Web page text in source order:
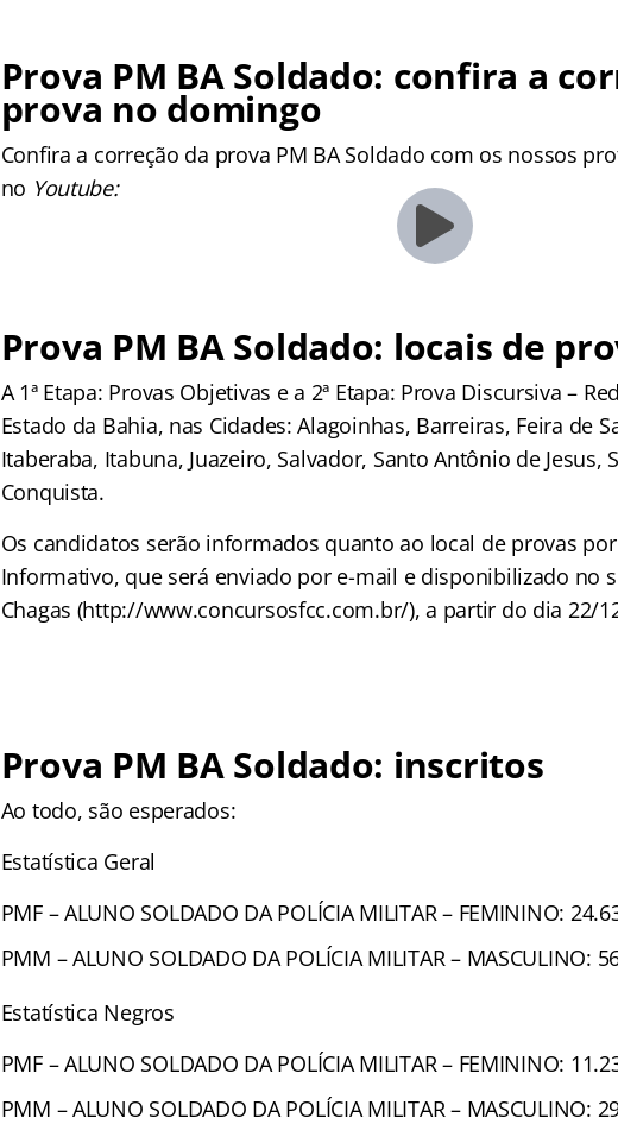
Prova PM BA Soldado: confira a
prova no domingo
Confira a correção da prova PM BA Soldado com os nossos
no Youtube:
Prova PM BA Soldado: locais de
A 1ª Etapa: Provas Objetivas e a 2ª Etapa: Prova Discursiva –
Estado da Bahia, nas Cidades: Alagoinhas, Barreiras, Feira de
Itaberaba, Itabuna, Juazeiro, Salvador, Santo Antônio de Jesus,
Conquista.
Os candidatos serão informados quanto ao local de provas
Informativo, que será enviado por e-mail e disponibilizado no
Chagas (http://www.concursosfcc.com.br/), a partir do dia 22/
Prova PM BA Soldado: inscritos
Ao todo, são esperados:
Estatística Geral
PMF – ALUNO SOLDADO DA POLÍCIA MILITAR – FEMININO:
PMM – ALUNO SOLDADO DA POLÍCIA MILITAR – MASCULINO:
Estatística Negros
PMF – ALUNO SOLDADO DA POLÍCIA MILITAR – FEMININO:
PMM – ALUNO SOLDADO DA POLÍCIA MILITAR – MASCULINO: